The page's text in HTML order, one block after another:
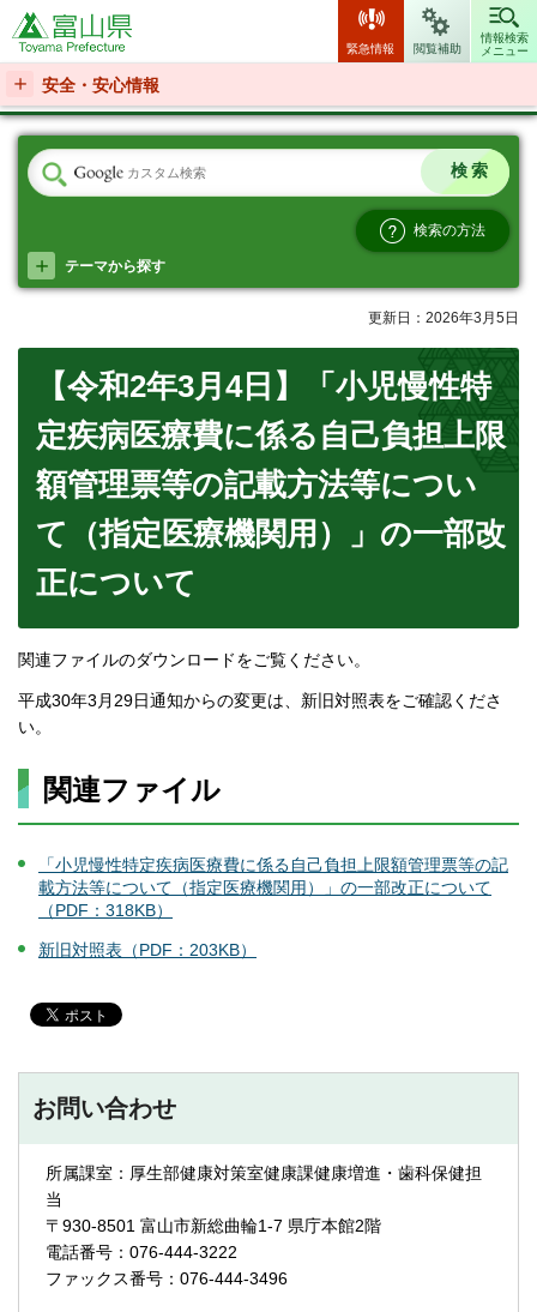
富山県
緊急情報 閲覧補助
情報検索
メニュー
安全・安心情報
検索の方法
テーマから探す
更新日：2026年3月5日
【令和2年3月4日】「小児慢性特
定疾病医療費に係る自己負担上限
額管理票等の記載方法等につい
て（指定医療機関用）」の一部改
正について
関連ファイルのダウンロードをご覧ください。
平成30年3月29日通知からの変更は、新旧対照表をご確認くださ
い。
関連ファイル
「小児慢性特定疾病医療費に係る自己負担上限額管理票等の記
載方法等について（指定医療機関用）」の一部改正について
（PDF：318KB）
新旧対照表（PDF：203KB）
お問い合わせ
所属課室：厚生部健康対策室健康課健康増進・歯科保健担
当
〒930-8501 富山市新総曲輪1-7 県庁本館2階
電話番号：076-444-3222
ファックス番号：076-444-3496